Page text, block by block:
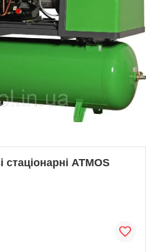
ATMOS